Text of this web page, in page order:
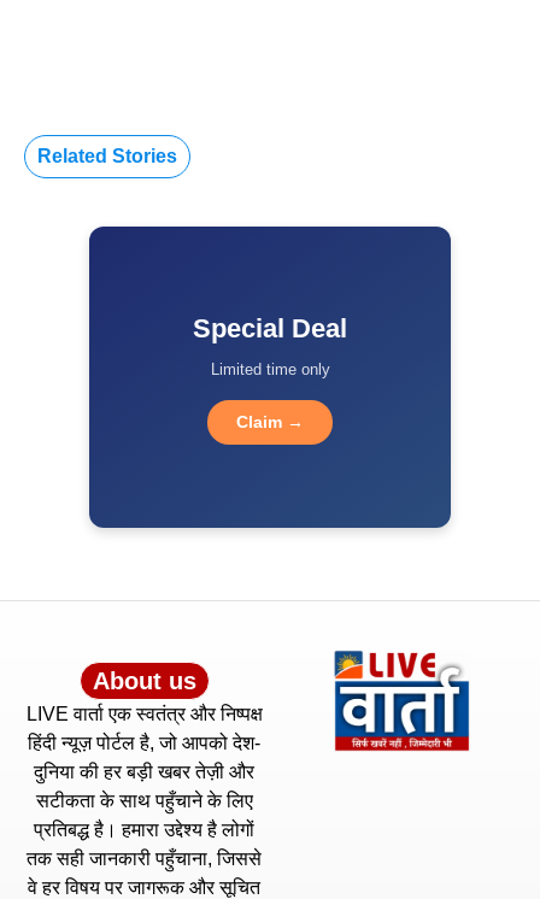
Related Stories
Special Deal
Limited time only
Claim →
About us
LIVE वार्ता एक स्वतंत्र और निष्पक्ष
हिंदी न्यूज़ पोर्टल है, जो आपको देश-
दुनिया की हर बड़ी खबर तेज़ी और
सटीकता के साथ पहुँचाने के लिए
प्रतिबद्ध है। हमारा उद्देश्य है लोगों
तक सही जानकारी पहुँचाना, जिससे
वे हर विषय पर जागरूक और सूचित